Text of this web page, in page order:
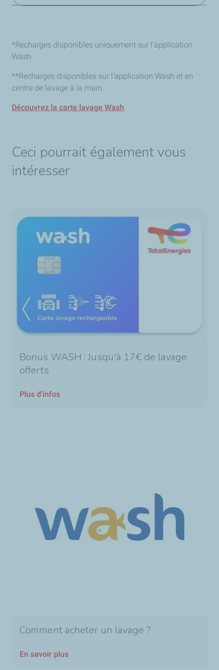
*Recharges disponibles uniquement sur l’application
Wash.
**Recharges disponibles sur l’application Wash et en
centre de lavage à la main.
Découvrez la carte lavage Wash
Ceci pourrait également vous
intéresser
Bonus WASH : Jusqu'à 17€ de lavage
offerts
Plus d’infos
Comment acheter un lavage ?
En savoir plus